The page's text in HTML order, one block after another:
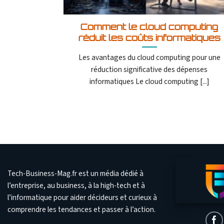
Comment le cloud computing
réduit les coûts informatiques
Les avantages du cloud computing pour une
réduction significative des dépenses
informatiques Le cloud computing [...]
Tech-Business-Mag.fr est un média dédié à
l’entreprise, au business, à la high-tech et à
l’informatique pour aider décideurs et curieux à
comprendre les tendances et passer à l’action.